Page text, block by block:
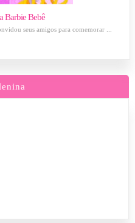
Barbie Bebê
seus amigos para comemorar ...